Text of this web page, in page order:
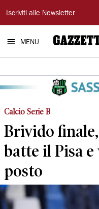
Gazzetta
di
Modena
Iscriviti alle Newsletter
MENU
Calcio Serie B
Brivido
batte il Pisa e
posto